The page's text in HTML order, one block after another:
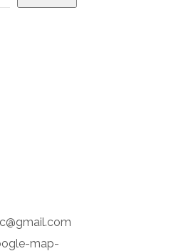
map-